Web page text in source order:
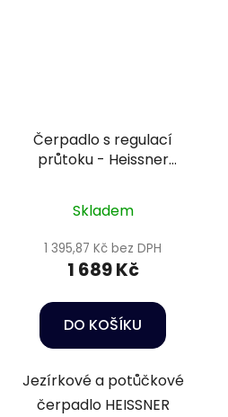
Čerpadlo s regulací
průtoku - Heissner
Skladem
1 395,87 Kč bez DPH
1 689 Kč
DO KOŠÍKU
Jezírkové a potůčkové
čerpadlo HEISSNER